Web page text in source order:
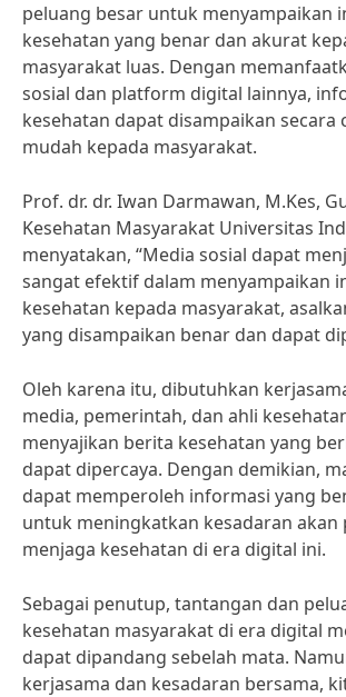
peluang besar untuk menyampaikan
kesehatan yang benar dan akurat
masyarakat luas. Dengan
sosial dan platform digital lainnya,
kesehatan dapat disampaikan secara
mudah kepada masyarakat.
Prof. dr. dr. Iwan Darmawan, M.Kes,
Kesehatan Masyarakat Universitas
menyatakan, “Media sosial dapat
sangat efektif dalam menyampaikan
kesehatan kepada masyarakat,
yang disampaikan benar dan dapat
Oleh karena itu, dibutuhkan
media, pemerintah, dan ahli
menyajikan berita kesehatan yang
dapat dipercaya. Dengan demikian,
dapat memperoleh informasi yang
untuk meningkatkan kesadaran akan
menjaga kesehatan di era digital ini.
Sebagai penutup, tantangan dan
kesehatan masyarakat di era digital
dapat dipandang sebelah mata.
kerjasama dan kesadaran bersama,